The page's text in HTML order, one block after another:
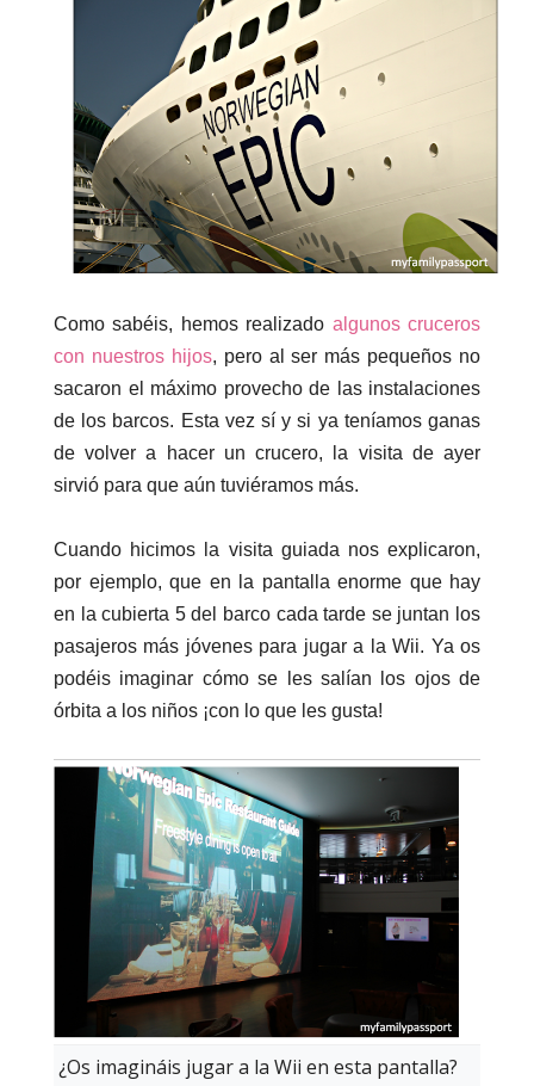
Como sabéis, hemos realizado algunos cruceros
con nuestros hijos, pero al ser más pequeños no
sacaron el máximo provecho de las instalaciones
de los barcos. Esta vez sí y si ya teníamos ganas
de volver a hacer un crucero, la visita de ayer
sirvió para que aún tuviéramos más.
Cuando hicimos la visita guiada nos explicaron,
por ejemplo, que en la pantalla enorme que hay
en lacubierta 5 del barco cada tarde se juntan los
pasajeros más jóvenes para jugar a la Wii. Ya os
podéis imaginar cómo se les salían los ojos de
órbita a los niños ¡con lo que les gusta!
¿Os imagináis jugar a la Wii en esta pantalla?